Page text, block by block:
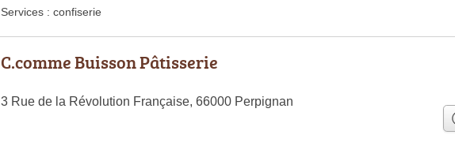
Services : confiserie
C.comme Buisson Pâtisserie
3 Rue de la Révolution Française, 66000 Perpignan